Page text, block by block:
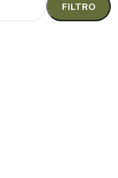
FILTRO